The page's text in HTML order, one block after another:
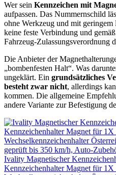
Wer sein Kennzeichen mit
aufpassen. Das Nummernschild
ohne Werkzeug und mit
keine feste Verbindung und
Fahrzeug-Zulassungsverordnung
Die Anbieter der
„bombenfesten Halt“. Was
ungeklärt. Ein grundsätzliches
besteht zwar nicht, allerdings
kommen. Die allgemeine
andere Variante zur Befestigung
Ivality Magnetischer
Kennzeichenhalter Magnet für